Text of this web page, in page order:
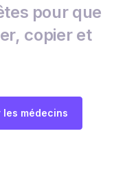
pour que
copier et
médecins